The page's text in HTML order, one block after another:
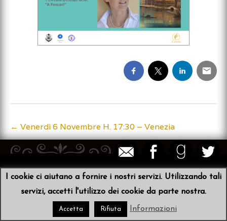
Post
navigation
← Venerdì 6 Novembre H. 17:30 – Venezia
I cookie ci aiutano a fornire i nostri servizi. Utilizzando tali
servizi, accetti l'utilizzo dei cookie da parte nostra.
Accetta Rifiuta Informazioni
© 2026Sibyl von der Schulenburg • Scribit